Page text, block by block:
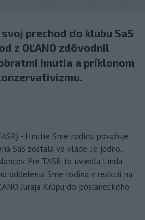
prechod do klubu SaS
z OĽANO zdôvodnil
hnutia a príklonom
- Hnutie Sme rodina považuje
SaS zostala vo vláde. Je jedno,
Pre TASR to uviedla Linda
oddelenia Sme rodina v reakcii na
Juraja Krúpu do poslaneckého